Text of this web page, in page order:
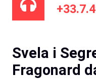
Svela i
Fragonard